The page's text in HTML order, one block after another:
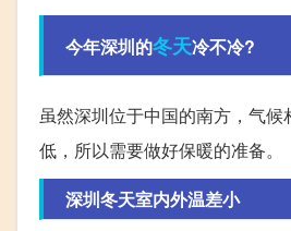
今年深圳的冬天冷不冷?
虽然深圳位于中国的南方，气
低，所以需要做好保暖的准备。
深圳冬天室内外温差小